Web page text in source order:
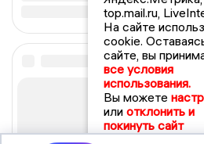
top.mail.ru,
На сайте
cookie.
сайте, вы
все условия
использования.
Вы можете
или отклонить и
покинуть сайт